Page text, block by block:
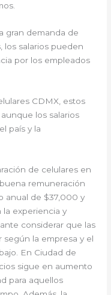
gran demanda de
los salarios pueden
por los empleados
CDMX, estos
los salarios
país y la
de celulares en
remuneración
anual de $37,000 y
experiencia y
considerar que las
según la empresa y el
En Ciudad de
sigue en aumento
para aquellos